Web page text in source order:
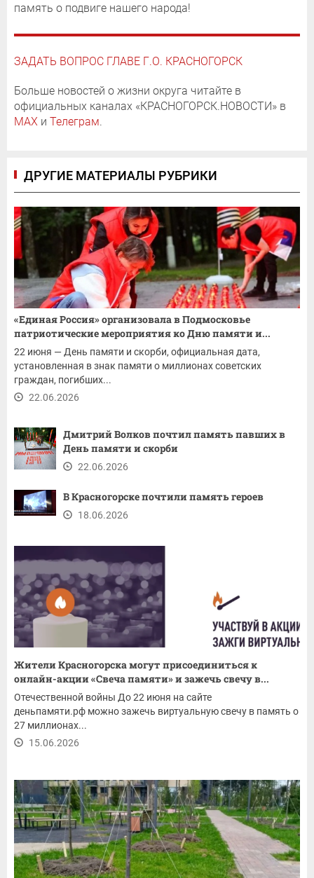
память о подвиге нашего народа!
ЗАДАТЬ ВОПРОС ГЛАВЕ Г.О. КРАСНОГОРСК
Больше новостей о жизни округа читайте в
официальных каналах «КРАСНОГОРСК.НОВОСТИ» в
MAX и Телеграм.
ДРУГИЕ МАТЕРИАЛЫ РУБРИКИ
«Единая Россия» организовала в Подмосковье
патриотические мероприятия ко Дню памяти и...
22 июня — День памяти и скорби, официальная дата,
установленная в знак памяти о миллионах советских
граждан, погибших...
22.06.2026
Дмитрий Волков почтил память павших в
День памяти и скорби
22.06.2026
В Красногорске почтили память героев
18.06.2026
Жители Красногорска могут присоединиться к
онлайн-акции «Свеча памяти» и зажечь свечу в...
Отечественной войны До 22 июня на сайте
деньпамяти.рф можно зажечь виртуальную свечу в память о
27 миллионах...
15.06.2026